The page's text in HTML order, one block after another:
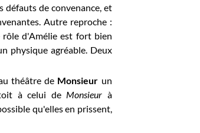
défauts de convenance, et
Autre reproche :
rôle d'Amélie est fort bien
physique agréable. Deux
théâtre de Monsieur un
à celui de Monsieur à
qu'elles en prissent,